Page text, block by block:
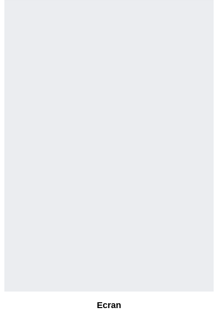
Ecran